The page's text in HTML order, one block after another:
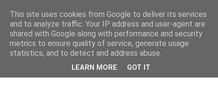
This site uses cookies from Google to deliver its services
and to analyze traffic. Your IP address and user-agent are
shared with Google along with performance and security
metrics to ensure quality of service, generate usage
statistics, and to detect and address abuse.
LEARN MORE GOT IT